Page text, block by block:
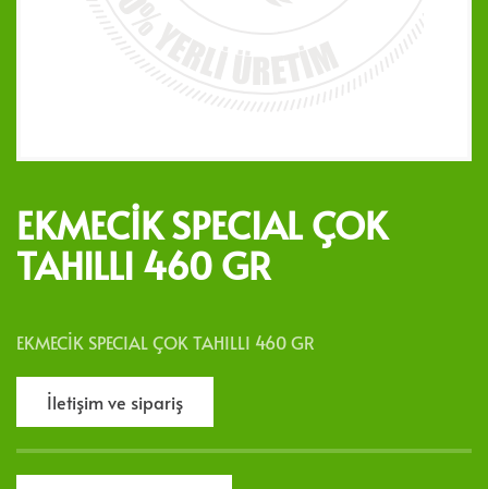
EKMECİK SPECIAL ÇOK
TAHILLI 460 GR
EKMECİK SPECIAL ÇOK TAHILLI 460 GR
İletişim ve sipariş